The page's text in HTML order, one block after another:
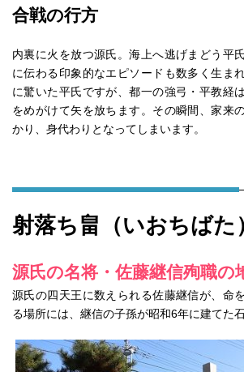
合戦の行方
内裏に火を放つ源氏。海上へ逃げまどう平
に伝わる印象的なエピソードも数多く生ま
に驚いた平氏ですが、都一の強弓・平教経
をめがけて矢を放ちます。その瞬間、家来
かり、身代わりとなってしまいます。
射落ち畠（いおちばた
源氏の名将・佐藤継信殉職の
源氏の四天王に数えられる佐藤継信が、命
る場所には、継信の子孫が昭和6年に建てた